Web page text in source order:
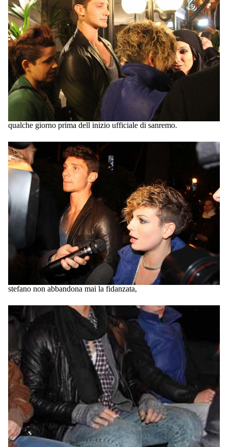
qualche giorno prima dell inizio ufficiale di sanremo.
stefano non abbandona mai la fidanzata,